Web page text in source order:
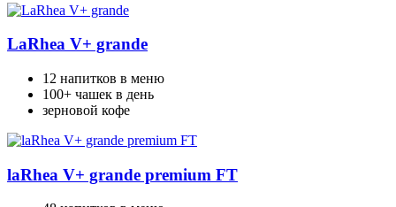
LaRhea V+ grande
12 напитков в меню
100+ чашек в день
зерновой кофе
laRhea V+ grande premium FT